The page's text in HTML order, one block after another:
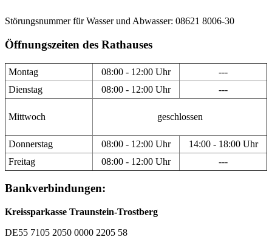
Störungsnummer für Wasser und Abwasser: 08621 8006-30
Öffnungszeiten des Rathauses
Montag 08:00 - 12:00 Uhr
---
Dienstag
08:00 - 12:00 Uhr ---
Mittwoch geschlossen
Donnerstag 08:00 - 12:00 Uhr
14:00 - 18:00 Uhr
Freitag
08:00 - 12:00 Uhr ---
Bankverbindungen:
Kreissparkasse Traunstein-Trostberg
DE55 7105 2050 0000 2205 58